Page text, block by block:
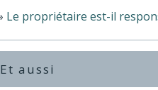
Le propriétaire est-il
Et aussi